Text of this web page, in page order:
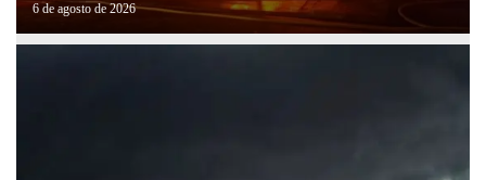
6 de agosto de 2026